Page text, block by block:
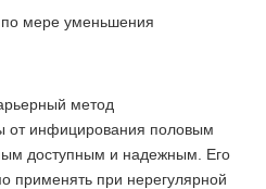
по мере уменьшения
метод
от инфицирования половым
доступным и надежным. Его
применять при нерегулярной